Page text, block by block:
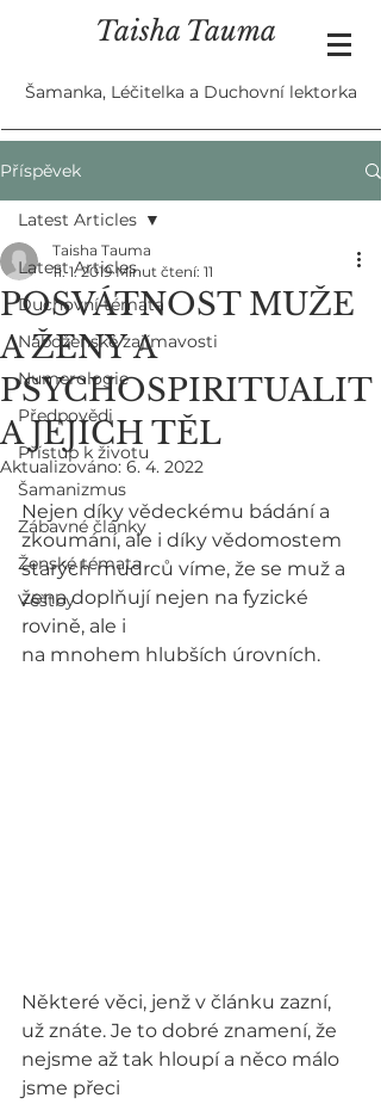
Taisha Tauma
Šamanka, Léčitelka a Duchovní lektorka
Příspěvek
Latest Articles
Duchovní témata
Náboženské zajímavosti
Numerologie
Předpovědi
Přístup k životu
Šamanizmus
Zábavné články
Ženské témata
Věštby
Latest Articles
POSVÁTNOST MUŽE
A ŽENY A
PSYCHOSPIRITUALIT
A JEJICH TĚL
Taisha Tauma
11. 1. 2019 Minut čtení: 11
Aktualizováno: 6. 4. 2022
Nejen díky vědeckému bádání a
zkoumání, ale i díky vědomostem
starých mudrců víme, že se muž a
žena doplňují nejen na fyzické
rovině, ale i
na mnohem hlubších úrovních.
Některé věci, jenž v článku zazní,
už znáte. Je to dobré znamení, že
nejsme až tak hloupí a něco málo
jsme přeci